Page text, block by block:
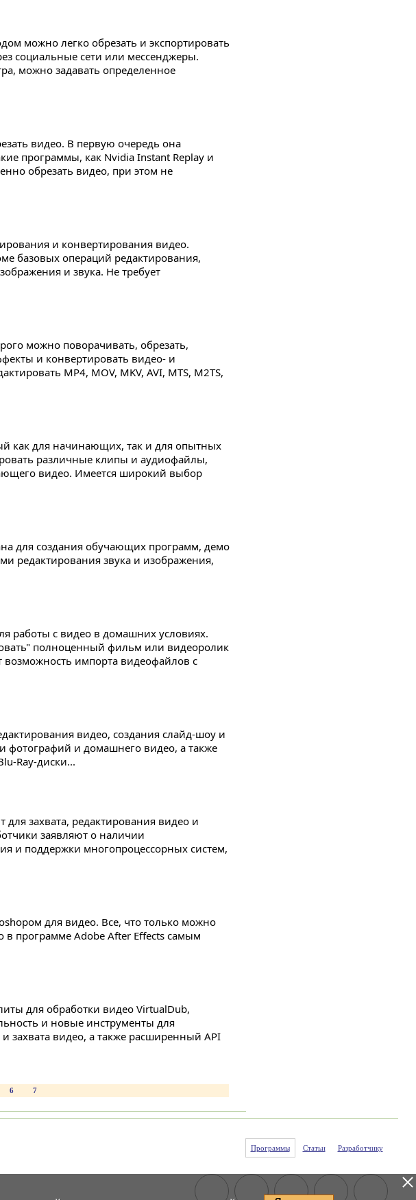
можно легко обрезать и экспортировать
социальные сети или мессенджеры.
можно задавать определенное
видео. В первую очередь она
программы, как Nvidia Instant Replay и
обрезать видео, при этом не
и конвертирования видео.
базовых операций редактирования,
и звука. Не требует
можно поворачивать, обрезать,
и конвертировать видео- и
MP4, MOV, MKV, AVI, MTS, M2TS,
как для начинающих, так и для опытных
различные клипы и аудиофайлы,
видео. Имеется широкий выбор
для создания обучающих программ, демо
редактирования звука и изображения,
работы с видео в домашних условиях.
полноценный фильм или видеоролик
возможность импорта видеофайлов с
видео, создания слайд-шоу и
фотографий и домашнего видео, а также
Ray-диски...
захвата, редактирования видео и
заявляют о наличии
и поддержки многопроцессорных систем,
для видео. Все, что только можно
в программе Adobe After Effects самым
для обработки видео VirtualDub,
и новые инструменты для
захвата видео, а также расширенный API
6 7
Программы Статьи Разработчику